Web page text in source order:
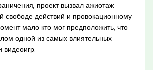
проект вызвал ажиотаж
свободе действий и провокационному
мало кто мог предположить, что
одной из самых влиятельных
видеоигр.